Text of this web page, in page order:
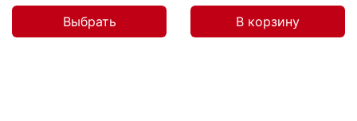
Выбрать В корзину